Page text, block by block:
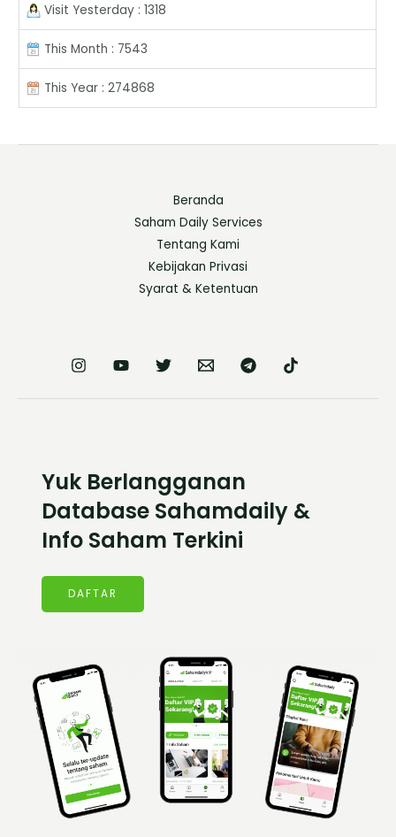
Visit Yesterday : 1318
This Month : 7543
This Year : 274868
Beranda
Saham Daily Services
Tentang Kami
Kebijakan Privasi
Syarat & Ketentuan
Yuk Berlangganan
Database Sahamdaily &
Info Saham Terkini
DAFTAR